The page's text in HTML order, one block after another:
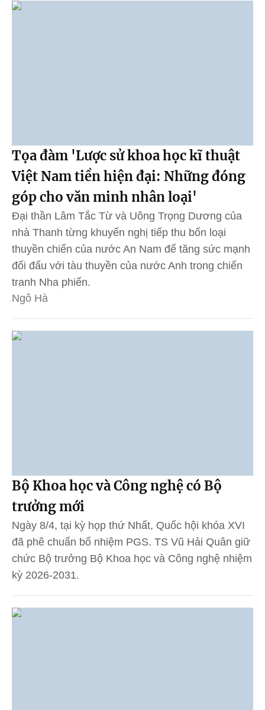
Tọa đàm 'Lược sử khoa học kĩ thuật
Việt Nam tiền hiện đại: Những đóng
góp cho văn minh nhân loại'
Đại thần Lâm Tắc Từ và Uông Trọng Dương của
nhà Thanh từng khuyến nghị tiếp thu bốn loại
thuyền chiến của nước An Nam để tăng sức mạnh
đối đấu với tàu thuyền của nước Anh trong chiến
tranh Nha phiến.
Ngô Hà
Bộ Khoa học và Công nghệ có Bộ
trưởng mới
Ngày 8/4, tại kỳ họp thứ Nhất, Quốc hội khóa XVI
đã phê chuẩn bổ nhiệm PGS. TS Vũ Hải Quân giữ
chức Bộ trưởng Bộ Khoa học và Công nghệ nhiệm
kỳ 2026-2031.